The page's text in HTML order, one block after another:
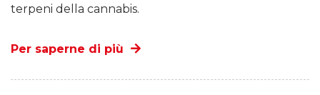
terpeni della cannabis.
Per saperne di più